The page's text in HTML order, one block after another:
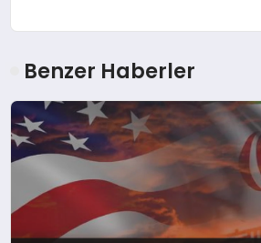
Benzer Haberler